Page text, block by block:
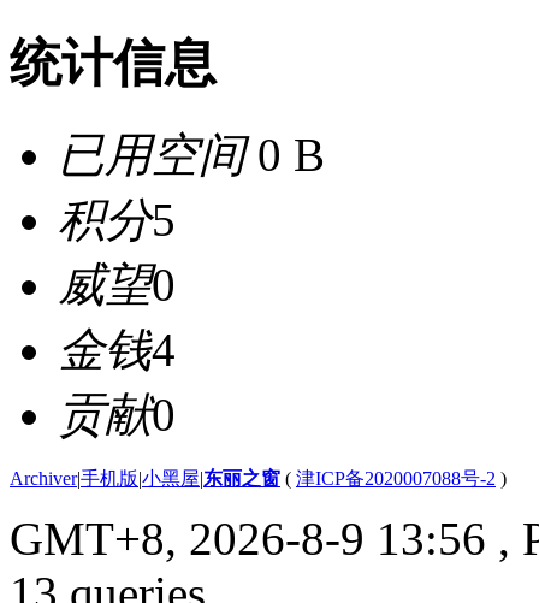
统计信息
已用空间0 B
积分5
威望0
金钱4
贡献0
Archiver|手机版|小黑屋|东丽之窗 ( 津ICP备2020007088号-2 )
GMT+8, 2026-8-9 13:56 ,